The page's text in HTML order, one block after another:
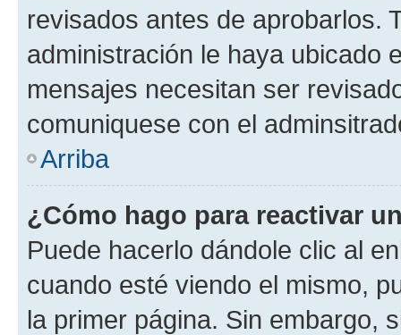
revisados antes de aprobarlos.
administración le haya ubicado
mensajes necesitan ser
comuniquese con el
Arriba
¿Cómo hago para reactivar
Puede hacerlo dándole clic al
cuando esté viendo el mismo,
la primer página. Sin embargo,